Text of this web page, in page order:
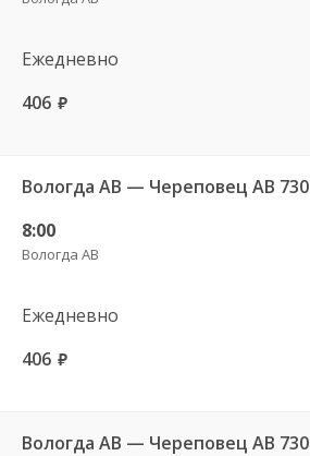
Ежедневно
406 руб.
Вологда АВ — Череповец АВ 730
8:00
Вологда АВ
Ежедневно
406 руб.
Вологда АВ — Череповец АВ 730